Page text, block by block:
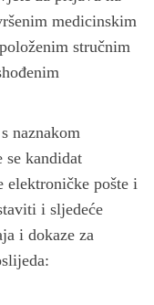
medicinskim
stručnim
s naznakom
se kandidat
elektroničke pošte i
i sljedeće
i dokaze za